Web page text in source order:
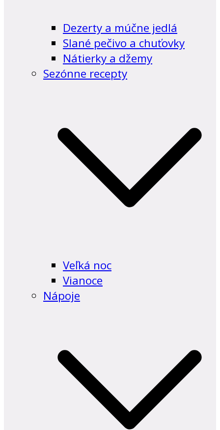
Dezerty a múčne jedlá
Slané pečivo a chuťovky
Nátierky a džemy
Sezónne recepty
Veľká noc
Vianoce
Nápoje